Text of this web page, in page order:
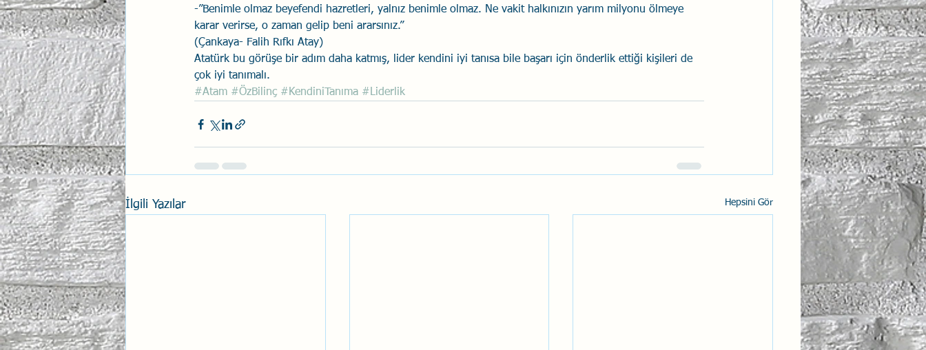
-”Benimle olmaz beyefendi hazretleri, yalnız benimle olmaz. Ne vakit halkınızın yarım milyonu ölmeye
karar verirse, o zaman gelip beni ararsınız.”
(Çankaya- Falih Rıfkı Atay)
Atatürk bu görüşe bir adım daha katmış, lider kendini iyi tanısa bile başarı için önderlik ettiği kişileri de
çok iyi tanımalı.
#Atam #ÖzBilinç #KendiniTanıma #Liderlik
İlgili Yazılar Hepsini Gör